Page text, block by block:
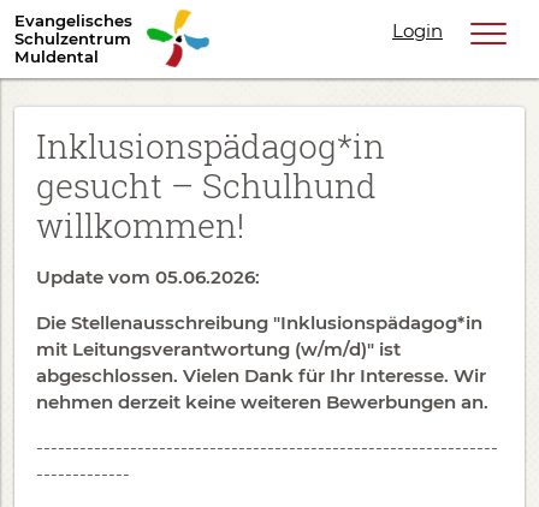
Evangelisches
Schulzentrum
Muldental
Login
Inklusionspädagog*in
gesucht – Schulhund
willkommen!
Update vom 05.06.2026:
Die Stellenausschreibung "Inklusionspädagog*in
mit Leitungsverantwortung (w/m/d)" ist
abgeschlossen. Vielen Dank für Ihr Interesse. Wir
nehmen derzeit keine weiteren Bewerbungen an.
----------------------------------------------------------------
-------------